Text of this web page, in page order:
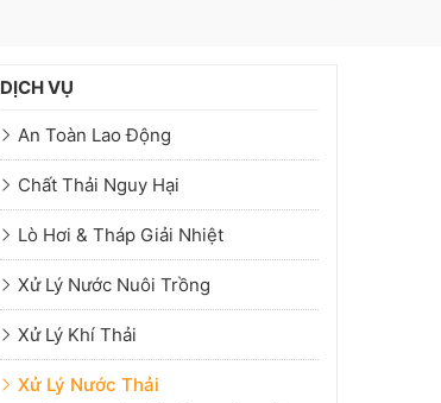
DỊCH VỤ
An Toàn Lao Động
Chất Thải Nguy Hại
Lò Hơi & Tháp Giải Nhiệt
Xử Lý Nước Nuôi Trồng
Xử Lý Khí Thải
Xử Lý Nước Thải